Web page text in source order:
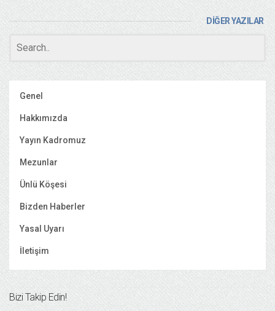
DİĞER YAZILAR
Genel
Hakkımızda
Yayın Kadromuz
Mezunlar
Ünlü Köşesi
Bizden Haberler
Yasal Uyarı
İletişim
Bizi Takip Edin!